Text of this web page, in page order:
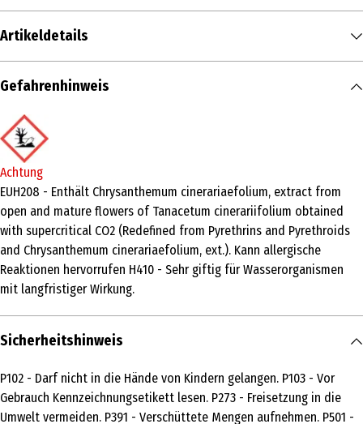
Artikeldetails
Inhalt
Produkttyp
Hygiene
Inhaltsstoffe
ETHYL BUTYLACETYLAMINOPROPIONATE ; EG-Nr.: 257-835-0; CAS-Nr.:
52304-36-6. Chrysanthemum cinerariaefolium, extract from open
and mature flowers of Tanacetum cinerariifolium obtained with
supercritical CO2 (Redefined from Pyrethrins and Pyrethroids and
Chrysanthemum cinerariaefolium, ext.) ; EG-Nr.: 289-699-3; CAS-Nr.:
89997-63-7
Tierart
Anwendungshinweis
Gefahrenhinweis
Achtung
EUH208 - Enthält Chrysanthemum cinerariaefolium, extract from
open and mature flowers of Tanacetum cinerariifolium obtained
with supercritical CO2 (Redefined from Pyrethrins and Pyrethroids
and Chrysanthemum cinerariaefolium, ext.). Kann allergische
Reaktionen hervorrufen H410 - Sehr giftig für Wasserorganismen
mit langfristiger Wirkung.
Sicherheitshinweis
P102 - Darf nicht in die Hände von Kindern gelangen. P103 - Vor
Gebrauch Kennzeichnungsetikett lesen. P273 - Freisetzung in die
Umwelt vermeiden. P391 - Verschüttete Mengen aufnehmen. P501 -